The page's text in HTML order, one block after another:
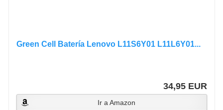
Green Cell Batería Lenovo L11S6Y01 L11L6Y01...
34,95 EUR
Ir a Amazon